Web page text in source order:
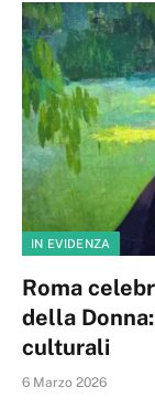
IN EVIDENZA
Roma
della
culturali
6 Marzo 2026